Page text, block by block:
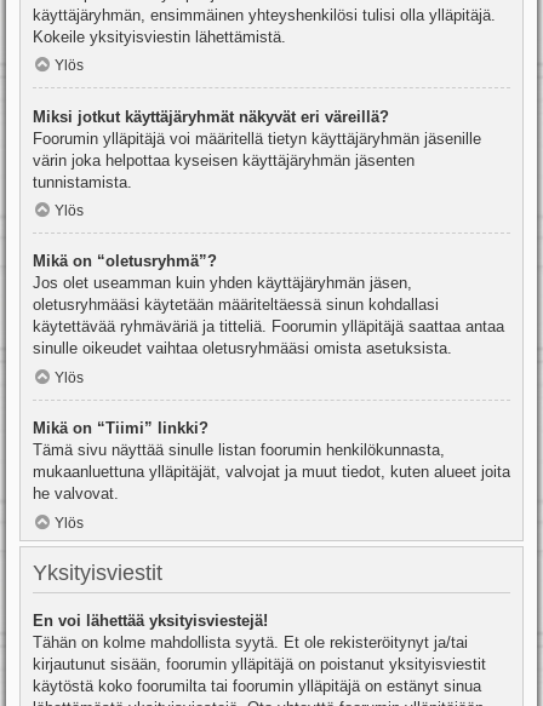
käyttäjäryhmän, ensimmäinen yhteyshenkilösi tulisi olla ylläpitäjä.
Kokeile yksityisviestin lähettämistä.
Ylös
Miksi jotkut käyttäjäryhmät näkyvät eri väreillä?
Foorumin ylläpitäjä voi määritellä tietyn käyttäjäryhmän jäsenille
värin joka helpottaa kyseisen käyttäjäryhmän jäsenten
tunnistamista.
Ylös
Mikä on “oletusryhmä”?
Jos olet useamman kuin yhden käyttäjäryhmän jäsen,
oletusryhmääsi käytetään määriteltäessä sinun kohdallasi
käytettävää ryhmäväriä ja titteliä. Foorumin ylläpitäjä saattaa antaa
sinulle oikeudet vaihtaa oletusryhmääsi omista asetuksista.
Ylös
Mikä on “Tiimi” linkki?
Tämä sivu näyttää sinulle listan foorumin henkilökunnasta,
mukaanluettuna ylläpitäjät, valvojat ja muut tiedot, kuten alueet joita
he valvovat.
Ylös
Yksityisviestit
En voi lähettää yksityisviestejä!
Tähän on kolme mahdollista syytä. Et ole rekisteröitynyt ja/tai
kirjautunut sisään, foorumin ylläpitäjä on poistanut yksityisviestit
käytöstä koko foorumilta tai foorumin ylläpitäjä on estänyt sinua